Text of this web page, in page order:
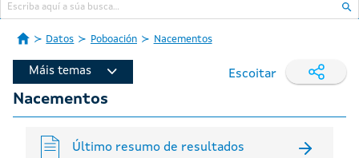
Datos Poboación Nacementos
Máis temas Escoitar
Nacementos
Último resumo de resultados